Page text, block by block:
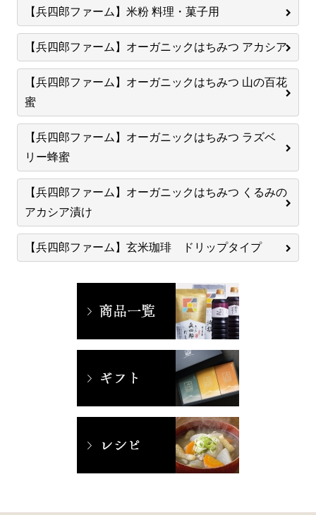
【兵四郎ファーム】米粉 料理・菓子用
【兵四郎ファーム】オーガニックはちみつ アカシア
【兵四郎ファーム】オーガニックはちみつ 山の百花
蜜
【兵四郎ファーム】オーガニックはちみつ ラズベ
リー蜂蜜
【兵四郎ファーム】オーガニックはちみつ くるみの
アカシア漬け
【兵四郎ファーム】玄米珈琲 ドリップタイプ